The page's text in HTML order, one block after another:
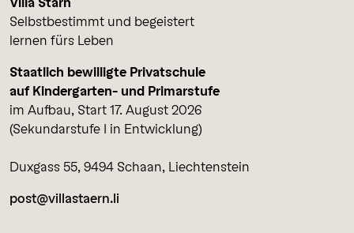
Villa Stärn
Selbstbestimmt und begeistert
lernen fürs Leben
Staatlich bewilligte Privatschule
auf Kindergarten- und Primarstufe
im Aufbau, Start 17. August 2026
(Sekundarstufe I in Entwicklung)
Duxgass 55, 9494 Schaan, Liechtenstein
post@villastaern.li